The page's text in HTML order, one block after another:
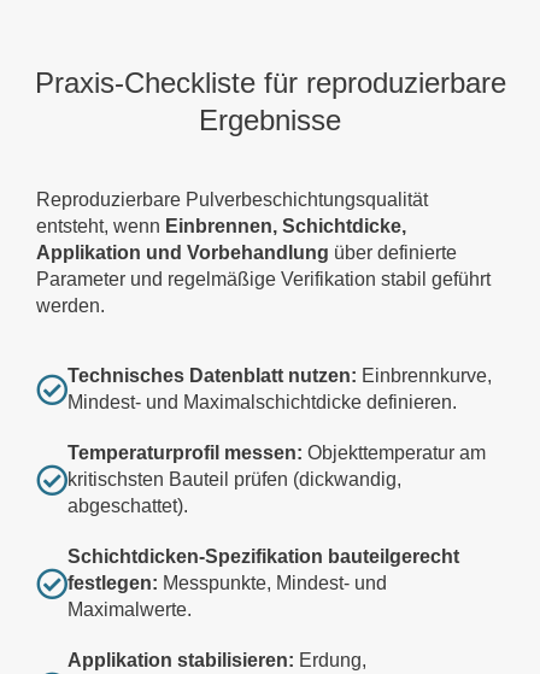
Praxis-Checkliste für reproduzierbare
Ergebnisse
Reproduzierbare Pulverbeschichtungsqualität
entsteht, wenn Einbrennen, Schichtdicke,
Applikation und Vorbehandlung über definierte
Parameter und regelmäßige Verifikation stabil geführt
werden.
Technisches Datenblatt nutzen: Einbrennkurve,
Mindest- und Maximalschichtdicke definieren.
Temperaturprofil messen: Objekttemperatur am
kritischsten Bauteil prüfen (dickwandig,
abgeschattet).
Schichtdicken-Spezifikation bauteilgerecht
festlegen: Messpunkte, Mindest- und
Maximalwerte.
Applikation stabilisieren: Erdung,